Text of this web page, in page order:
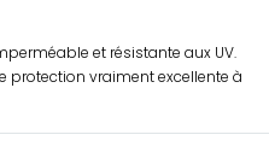
et résistante aux UV.
protection vraiment excellente à